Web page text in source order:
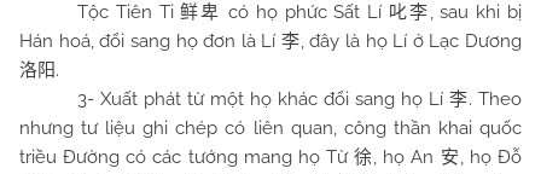
Tộc Tiên Ti鲜卑 có họ phức Sất Lí 叱李, sau khi bị
Hán hoá, đổi sang họ đơn là Lí 李, đây là họ Lí ở Lạc Dương
洛阳.
3- Xuất phát từ một họ khác đổi sang họ Lí 李. Theo
nhưng tư liệu ghi chép có liên quan, công thần khai quốc
triều Đường có các tướng mang họ Từ徐, họ An 安, họ Đỗ